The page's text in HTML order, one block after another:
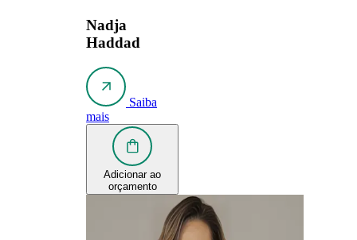
Nadja
Haddad
Saiba
mais
Adicionar ao
orçamento